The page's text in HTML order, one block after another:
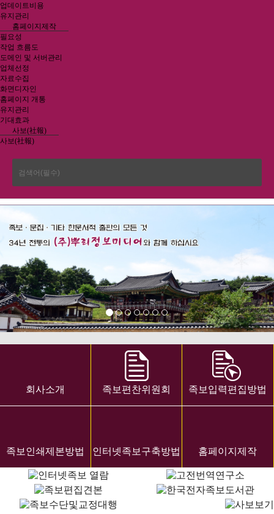
업데이트비용
유지관리
홈페이지제작
필요성
작업 흐름도
도메인 및 서버관리
업체선정
자료수집
화면디자인
홈페이지 개통
유지관리
기대효과
사보(社報)
사보(社報)
회사소개 족보편찬위원회 족보입력편집방법
족보인쇄제본방법 인터넷족보구축방법 홈페이지제작